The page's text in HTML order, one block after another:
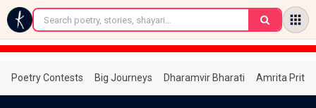
←
Poetry Contests Big Journeys Dharamvir Bharati Amrita